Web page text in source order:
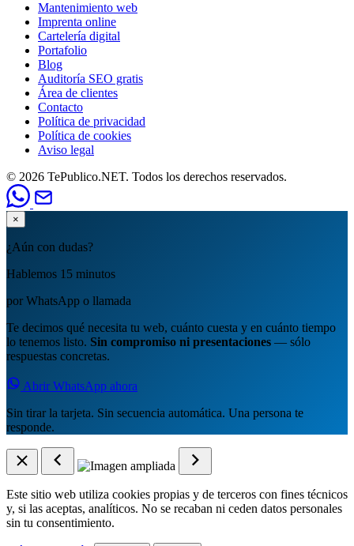
Mantenimiento web
Imprenta online
Cartelería digital
Portafolio
Blog
Auditoría SEO gratis
Área de clientes
Contacto
Política de privacidad
Política de cookies
Aviso legal
© 2026 TePublico.NET. Todos los derechos reservados.
×
¿Aún con dudas?
Hablemos 15 minutos
por WhatsApp o llamada
Te decimos qué necesita tu web, cuánto cuesta y en cuánto tiempo
lo tenemos listo. Sin compromiso ni presentaciones — sólo
respuestas concretas.
Abrir WhatsApp ahora
Sin tirar la tarjeta. Sin secuencia automática. Una persona te
responde.
Este sitio web utiliza cookies propias y de terceros con fines técnicos
y, si las aceptas, analíticos. No se recaban ni ceden datos personales
sin tu consentimiento.